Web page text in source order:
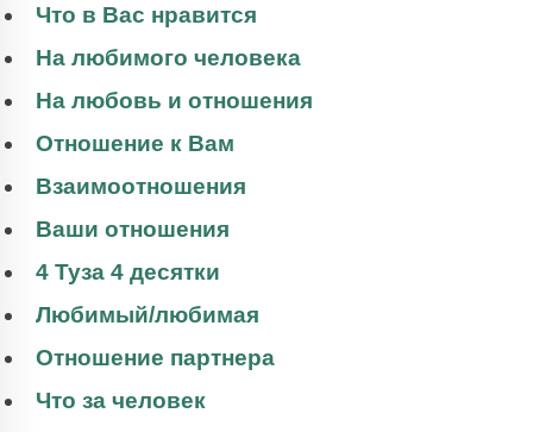
Что в Вас нравится
На любимого человека
На любовь и отношения
Отношение к Вам
Взаимоотношения
Ваши отношения
4 Туза 4 десятки
Любимый/любимая
Отношение партнера
Что за человек